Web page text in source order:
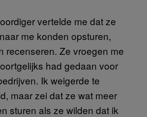
vertelde me dat ze
me konden opsturen,
recenseren. Ze vroegen me
had gedaan voor
Ik weigerde te
maar zei dat ze wat meer
sturen als ze wilden dat ik